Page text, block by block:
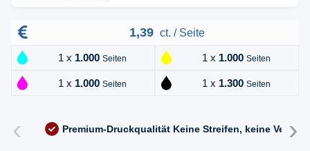
1,39 ct. / Seite
1 x 1.000 Seiten 1 x 1.000 Seiten
1 x 1.000 Seiten 1 x 1.300 Seiten
‹ Premium-Druckqualität Keine Streifen, keine ›